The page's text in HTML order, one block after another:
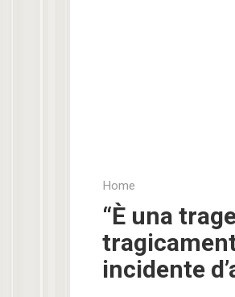
Home
“È una
incidente